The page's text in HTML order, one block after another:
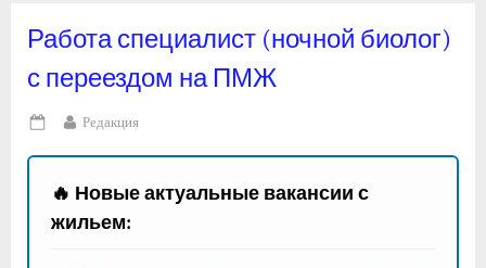
Работа специалист (ночной биолог)
с переездом на ПМЖ
Posted
on
By
Редакция
🔥 Новые актуальные вакансии с
жильем: